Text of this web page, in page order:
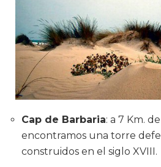
Cap de Barbaria: a 7 Km.
encontramos una torre
construidos en el siglo XVIII.